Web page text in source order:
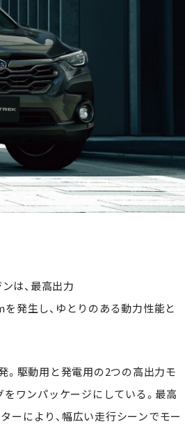
は、最高出力
発生し、ゆとりのある動力性能と
。駆動用と発電用の2つの高出力モ
ワンパッケージにしている。最高
ーにより、幅広い走行シーンでモー